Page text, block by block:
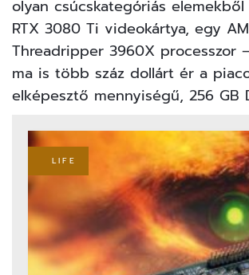
olyan csúcskategóriás
RTX 3080 Ti videokártya, egy
Threadripper 3960X processzor
ma is több száz dollárt ér a
elképesztő mennyiségű, 256 GB
LIFE